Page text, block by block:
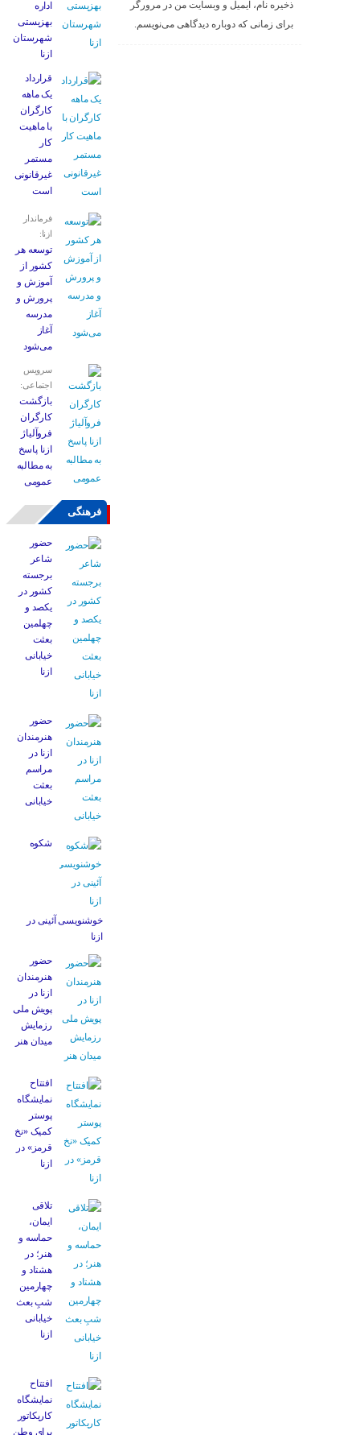
ذخیره نام، ایمیل و وبسایت من در مرورگر
برای زمانی که دوباره دیدگاهی می‌نویسم.
اداره
بهزیستی
شهرستان
ازنا
قرارداد
یک ماهه
کارگران
با ماهیت
کار
مستمر
غیرقانونی
است
فرماندار
ازنا:
توسعه هر
کشور از
آموزش و
پرورش و
مدرسه
آغاز
می‌شود
سرویس
اجتماعی:
بازگشت
کارگران
فروآلیاژ
ازنا پاسخ
به مطالبه
عمومی
فرهنگی
حضور
شاعر
برجسته
کشور در
یکصد و
چهلمین
بعثت
خیابانی
ازنا
حضور
هنرمندان
ازنا در
مراسم
بعثت
خیابانی
شکوه
خوشنویسی آئینی در
ازنا
حضور
هنرمندان
ازنا در
پویش ملی
رزمایش
میدان هنر
افتتاح
نمایشگاه
پوستر
کمیک «نخ
قرمز» در
ازنا
تلاقی
ایمان،
حماسه و
هنر؛ در
هشتاد و
چهارمین
شبِ بعث
خیابانی
ازنا
افتتاح
نمایشگاه
کاریکاتور
برای وطن